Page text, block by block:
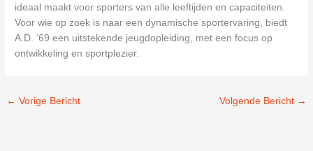
ideaal maakt voor sporters van alle leeftijden en capaciteiten.
Voor wie op zoek is naar een dynamische sportervaring, biedt
A.D. ’69 een uitstekende jeugdopleiding, met een focus op
ontwikkeling en sportplezier.
← Vorige Bericht Volgende Bericht →